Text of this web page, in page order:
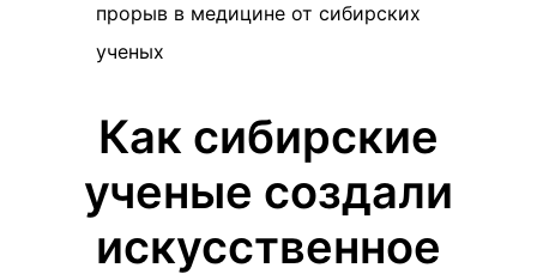
прорыв в медицине от сибирских
ученых
Как сибирские
ученые создали
искусственное